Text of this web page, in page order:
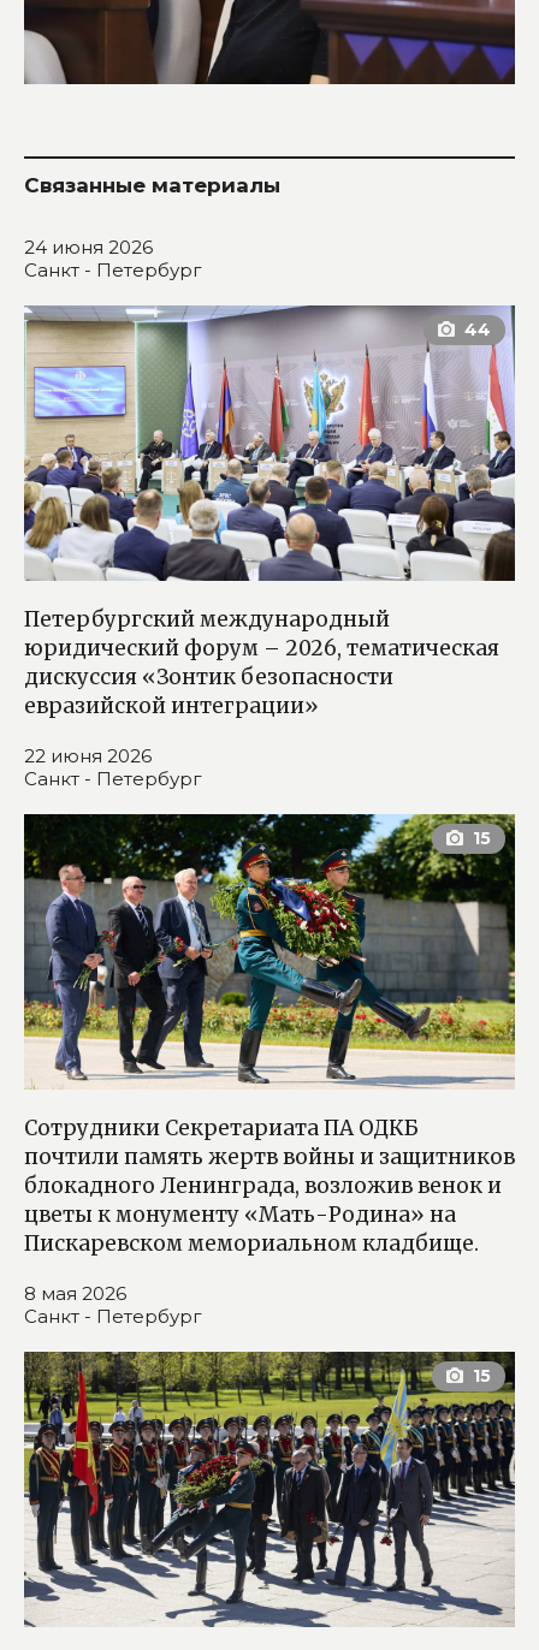
Связанные материалы
24 июня 2026
Санкт - Петербург
Петербургский международный
юридический форум – 2026, тематическая
дискуссия «Зонтик безопасности
евразийской интеграции»
22 июня 2026
Санкт - Петербург
Сотрудники Секретариата ПА ОДКБ
почтили память жертв войны и защитников
блокадного Ленинграда, возложив венок и
цветы к монументу «Мать-Родина» на
Пискаревском мемориальном кладбище.
8 мая 2026
Санкт - Петербург